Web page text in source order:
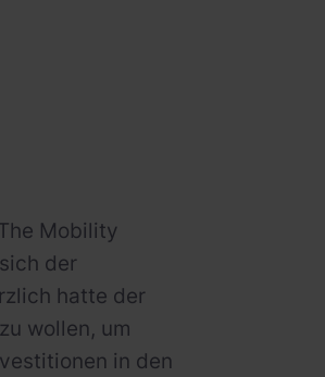
Mobility
der
hatte der
wollen, um
in den